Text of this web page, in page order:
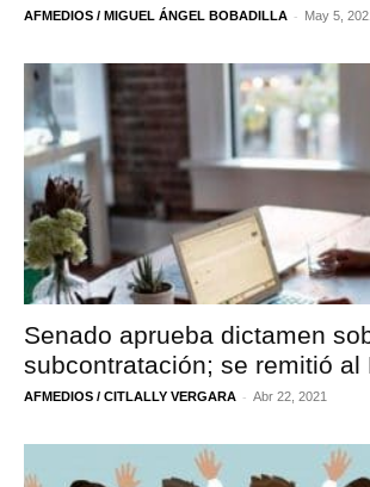
AFMEDIOS / MIGUEL ÁNGEL BOBADILLA - May 5,
Senado aprueba dictamen
subcontratación; se remitió al
AFMEDIOS / CITLALLY VERGARA - Abr 22, 2021